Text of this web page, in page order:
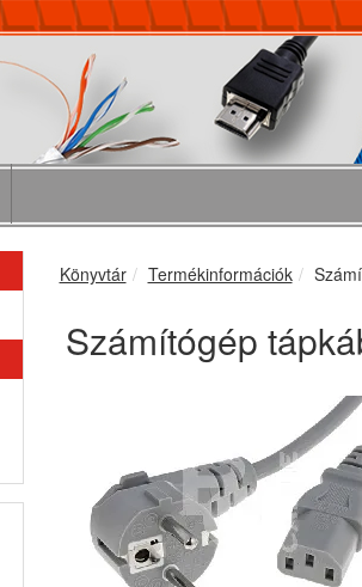
Könyvtár Termékinformációk
Számítógép